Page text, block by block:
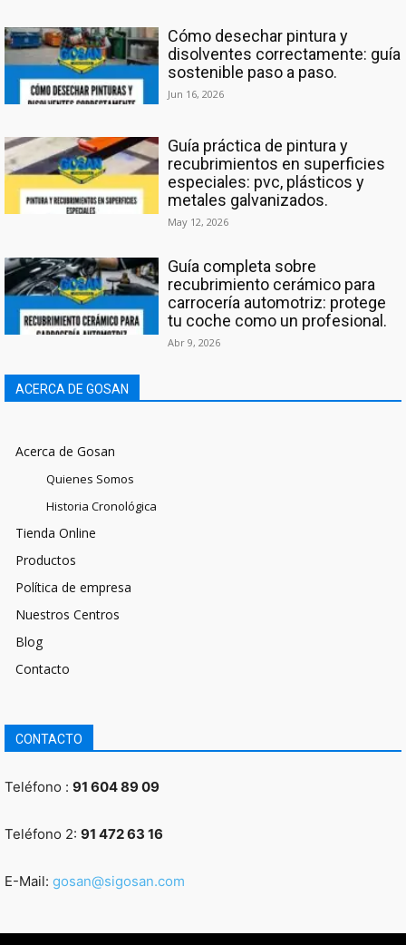
Cómo desechar pintura y
disolventes correctamente: guía
sostenible paso a paso.
Jun 16, 2026
Guía práctica de pintura y
recubrimientos en superficies
especiales: pvc, plásticos y
metales galvanizados.
May 12, 2026
Guía completa sobre
recubrimiento cerámico para
carrocería automotriz: protege
tu coche como un profesional.
Abr 9, 2026
ACERCA DE GOSAN
Acerca de Gosan
Quienes Somos
Historia Cronológica
Tienda Online
Productos
Política de empresa
Nuestros Centros
Blog
Contacto
CONTACTO
Teléfono : 91 604 89 09
Teléfono 2: 91 472 63 16
E-Mail: gosan@sigosan.com